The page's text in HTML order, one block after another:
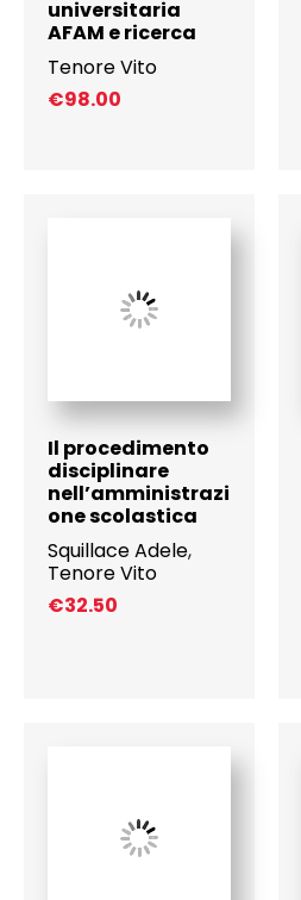
universitaria
AFAM e ricerca
Tenore Vito
€98.00
Il procedimento
disciplinare
nell’amministrazi
one scolastica
Squillace Adele,
Tenore Vito
€32.50